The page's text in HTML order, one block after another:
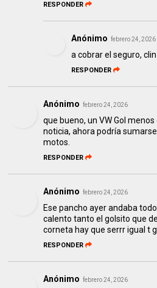
RESPONDER
Anónimo febrero 24, 2026
a cobrar el seguro,
RESPONDER
Anónimo febrero 24, 2026
que bueno, un VW Gol
noticia, ahora podría
motos.
RESPONDER
Anónimo febrero 24, 2026
Ese pancho ayer andaba
calento tanto el golsito que
corneta hay que serrr igual t
RESPONDER
Anónimo febrero 24, 2026